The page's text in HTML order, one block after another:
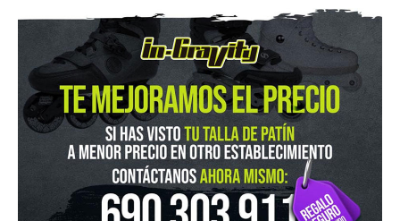
IN-GRAVITY MADRID RETIRO
Pza. Mariano de Cavia, 2
Tel.:915 524 553